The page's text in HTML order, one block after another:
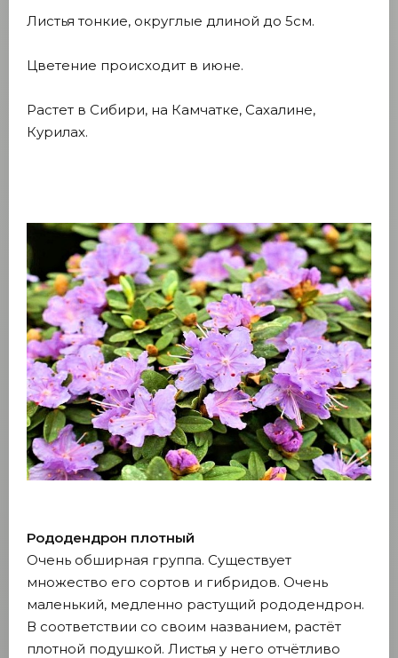
Листья тонкие, округлые длиной до 5см.
Цветение происходит в июне.
Растет в Сибири, на Камчатке, Сахалине,
Курилах.
Рододендрон плотный
Очень обширная группа. Существует
множество его сортов и гибридов. Очень
маленький, медленно растущий рододендрон.
В соответствии со своим названием, растёт
плотной подушкой. Листья у него отчётливо